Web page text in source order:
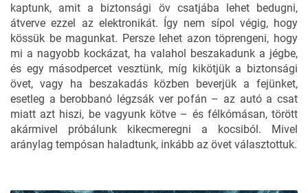
kaptunk, amit a biztonsági öv csatjába lehet bedugni,
átverve ezzel az elektronikát. Így nem sípol végig, hogy
kössük be magunkat. Persze lehet azon töprengeni, hogy
mi a nagyobb kockázat, ha valahol beszakadunk a jégbe,
és egy másodpercet vesztünk, míg kikötjük a biztonsági
övet, vagy ha beszakadás közben beverjük a fejünket,
esetleg a berobbanó légzsák ver pofán – az autó a csat
miatt azt hiszi, be vagyunk kötve – és félkómásan, törött
akármivel próbálunk kikecmeregni a kocsiból. Mivel
aránylag tempósan haladtunk, inkább az övet választottuk.